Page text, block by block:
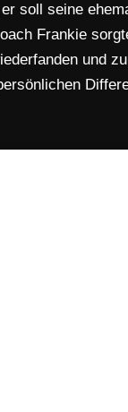
soll seine
Frankie
und